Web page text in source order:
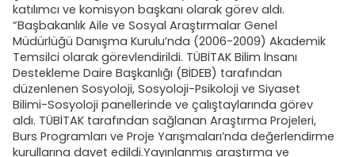
katılımcı ve komisyon başkanı olarak görev aldı.
“Başbakanlık Aile ve Sosyal Araştırmalar Genel
Müdürlüğü Danışma Kurulu’nda (2006-2009) Akademik
Temsilci olarak görevlendirildi. TÜBİTAK Bilim İnsanı
Destekleme Daire Başkanlığı (BİDEB) tarafından
düzenlenen Sosyoloji, Sosyoloji-Psikoloji ve Siyaset
Bilimi-Sosyoloji panellerinde ve çalıştaylarında görev
aldı. TÜBİTAK tarafından sağlanan Araştırma Projeleri,
Burs Programları ve Proje Yarışmaları’nda değerlendirme
kurullarına davet edildi.Yayınlanmış araştırma ve